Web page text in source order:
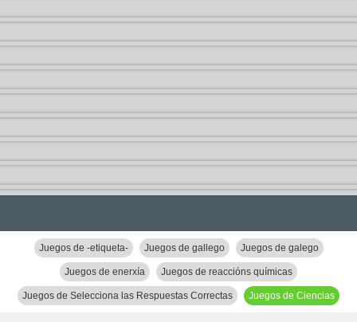
Juegos de -etiqueta- Juegos de gallego Juegos de galego
Juegos de enerxía Juegos de reaccións químicas
Juegos de Selecciona las Respuestas Correctas Juegos de Ciencias